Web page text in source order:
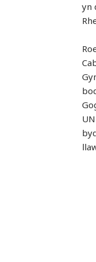
yn